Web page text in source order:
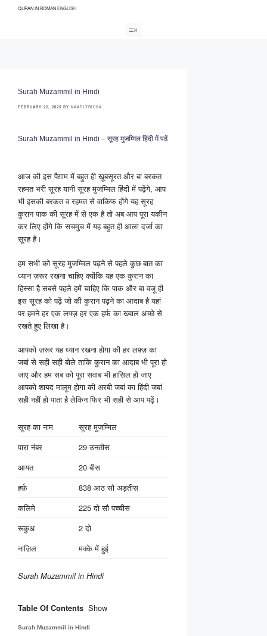
QURAN IN ROMAN ENGLISH
Surah Muzammil in Hindi
FEBRUARY 22, 2025 BY NAATLYRICS4
Surah Muzammil in Hindi – सूरह मुजम्मिल हिंदी में पढ़ें
आज की इस पैग़ाम में बहुत ही ख़ूबसूरत और बा बरकत
रहमत भरी सूरह यानी सूरह मुजम्मिल हिंदी में पढ़ेंगे, आप
भी इसकी बरकत व रहमत से वाकिफ होंगे यह सूरह
कुरान पाक की सूरह में से एक है तो अब आप पूरा यकीन
कर लिए होंगे कि सचमुच में यह बहुत ही आला दर्जा का
सूरह है।
हम सभी को सूरह मुजम्मिल पढ़ने से पहले कुछ बात का
ध्यान ज़रूर रखना चाहिए क्योंकि यह एक कुरान का
हिस्सा है सबसे पहले हमें चाहिए कि पाक और बा वजू ही
इस सूरह को पढ़ें जो की कुरान पढ़ने का आदाब है यहां
पर हमने हर एक लफ्ज़ हर एक हर्फ का ख्याल अच्छे से
रखते हुए लिखा है।
आपको ज़रूर यह ध्यान रखना होगा की हर लफ़्ज़ का
जबां से सही सही बोले ताकि कुरान का आदाब भी पूरा हो
जाए और हम सब को पूरा सवाब भी हासिल हो जाए
आपको शायद मालूम होगा की अरबी जबां का हिंदी जबां
सही नहीं हो पाता है लेकिन फिर भी सही से आप पढ़ें।
सूरह का नाम
सूरह मुजम्मिल
पारा नंबर
29 उनतीस
आयत
20 बीस
हर्फ़
838 आठ सौ अड़तीस
कलिमे
225 दो सौ पच्चीस
रूकुअ
2 दो
नाज़िल
मक्के में हुई
Surah Muzammil in Hindi
Table Of Contents Show
Surah Muzammil in Hindi